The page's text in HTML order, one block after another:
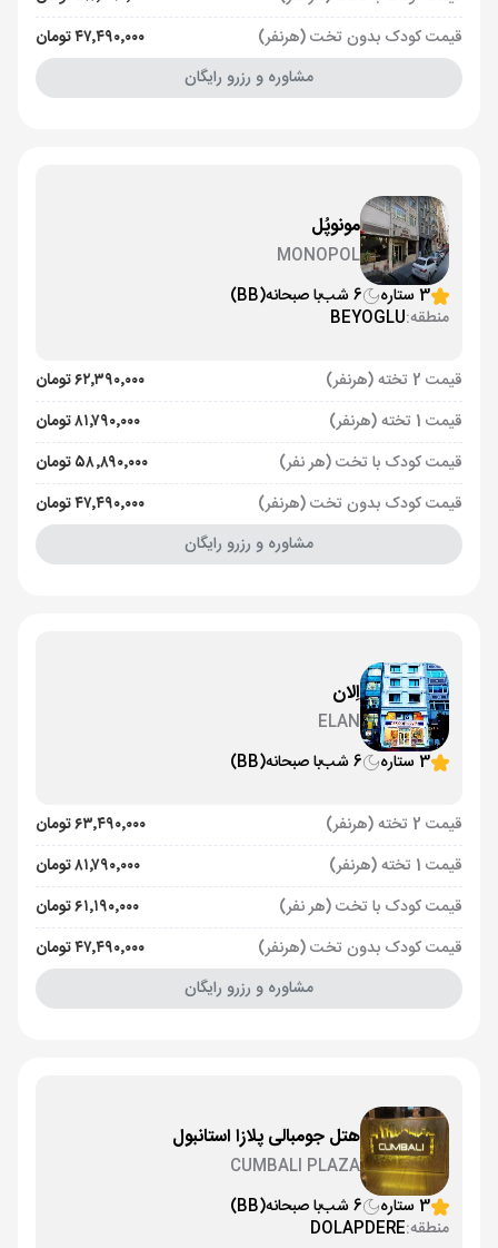
قیمت کودک بدون تخت (هرنفر)
۴۷٬۴۹۰٬۰۰۰ تومان
مشاوره و رزرو رایگان
مونوپُل
MONOPOL
3 ستاره
6 شب با صبحانه(BB)
منطقه:BEYOGLU
قیمت 2 تخته (هرنفر)
۶۲٬۳۹۰٬۰۰۰ تومان
قیمت 1 تخته (هرنفر)
۸۱٬۷۹۰٬۰۰۰ تومان
قیمت کودک با تخت (هر نفر)
۵۸٬۸۹۰٬۰۰۰ تومان
قیمت کودک بدون تخت (هرنفر)
۴۷٬۴۹۰٬۰۰۰ تومان
مشاوره و رزرو رایگان
اِلان
ELAN
3 ستاره
6 شب با صبحانه(BB)
قیمت 2 تخته (هرنفر)
۶۳٬۴۹۰٬۰۰۰ تومان
قیمت 1 تخته (هرنفر)
۸۱٬۷۹۰٬۰۰۰ تومان
قیمت کودک با تخت (هر نفر)
۶۱٬۱۹۰٬۰۰۰ تومان
قیمت کودک بدون تخت (هرنفر)
۴۷٬۴۹۰٬۰۰۰ تومان
مشاوره و رزرو رایگان
هتل جومبالی پلازا استانبول
CUMBALI PLAZA
3 ستاره
6 شب با صبحانه(BB)
منطقه:DOLAPDERE